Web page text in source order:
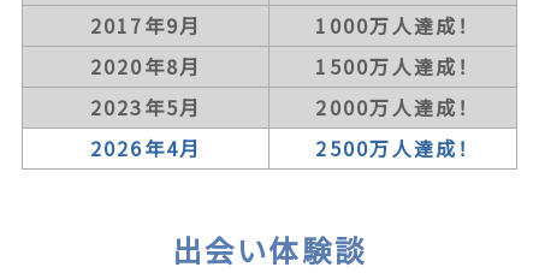
2017年9月
1000万人達成！
2020年8月
1500万人達成！
2023年5月
2000万人達成！
2026年4月
2500万人達成！
出会い体験談